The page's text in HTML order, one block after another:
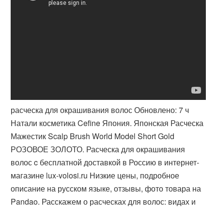
расческа для окрашивания волос Обновлено: 7 ч
Натали косметика Cefine Япония. Японская Расческа
Мажестик Scalp Brush World Model Short Gold
РОЗОВОЕ ЗОЛОТО. Расческа для окрашивания
волос c бесплатной доставкой в Россию в интернет-
магазине lux-volosi.ru Низкие цены, подробное
описание на русском языке, отзывы, фото товара на
Pandao. Расскажем о расческах для волос: видах и